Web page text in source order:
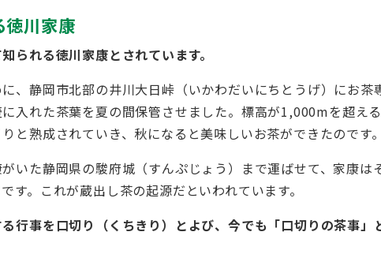
徳川家康
られる徳川家康とされています。
、静岡市北部の井川大日峠（いかわだいにちとうげ）にお茶
入れた茶葉を夏の間保管させました。標高が1,000mを超え
と熟成されていき、秋になると美味しいお茶ができたのです。
いた静岡県の駿府城（すんぷじょう）まで運ばせて、家康は
す。これが蔵出し茶の起源だといわれています。
行事を口切り（くちきり）とよび、今でも「口切りの茶事」